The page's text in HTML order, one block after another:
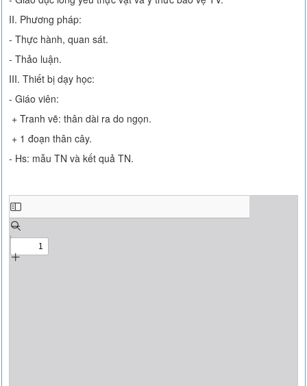
II. Phương pháp:
- Thực hành, quan sát.
- Thảo luận.
III. Thiết bị dạy học:
- Giáo viên:
+ Tranh vẽ: thân dài ra do ngọn.
+ 1 đoạn thân cây.
- Hs: mẫu TN và kết quả TN.